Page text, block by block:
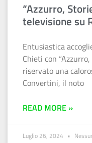
“Azzurro,
televisione su
Entusiastica
Chieti con
riservato una
Convertini, il noto
READ MORE »
Luglio 26, 2024